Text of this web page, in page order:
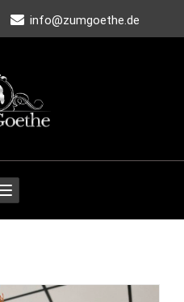
info@zumgoethe.de
Toggle
navigation